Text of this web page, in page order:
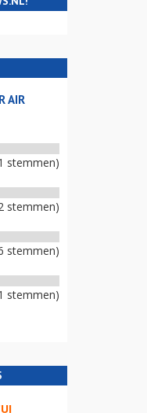
AIR
stemmen)
stemmen)
stemmen)
stemmen)